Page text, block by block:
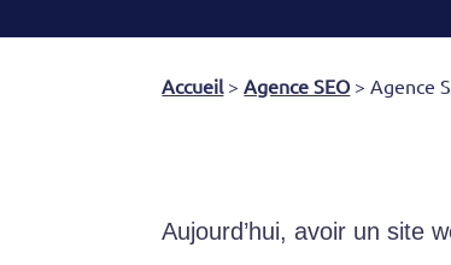
Accueil>Agence SEO>Agence
Aujourd’hui, avoir un site